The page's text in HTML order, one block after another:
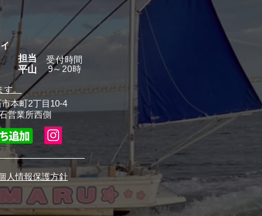
担当
平山
​受付時間
9～20時
。
本町2丁目10-4
営業所西側
人情報保護方針